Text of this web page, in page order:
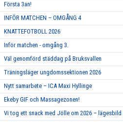
Första 3an!
INFÖR MATCHEN – OMGÅNG 4
KNATTEFOTBOLL 2026
Inför matchen - omgång 3.
Väl genomförd städdag på Bruksvallen
Träningsläger ungdomssektionen 2026
Nytt samarbete – ICA Maxi Hyllinge
Ekeby GIF och Massagezonen!
Vi tog ett snack med Jölle om 2026 –